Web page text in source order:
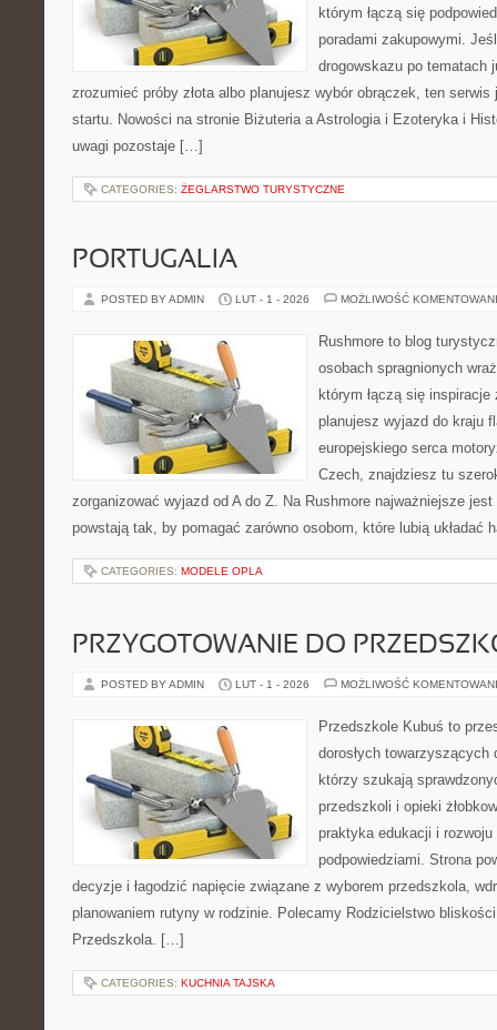
którym łączą się
poradami zakupowymi.
drogowskazu po tematach
zrozumieć próby złota albo planujesz wybór obrączek, ten
startu. Nowości na stronie Biżuteria a Astrologia i Ezoteryka i
uwagi pozostaje […]
CATEGORIES: ŻEGLARSTWO TURYSTYCZNE
PORTUGALIA
POSTED BY ADMIN LUT - 1 - 2026 MOŻLIWOŚĆ
Rushmore to blog
osobach spragnionych
którym łączą się
planujesz wyjazd do kraju
europejskiego serca
Czech, znajdziesz tu
zorganizować wyjazd od A do Z. Na Rushmore najważniejsze
powstają tak, by pomagać zarówno osobom, które lubią układać
CATEGORIES: MODELE OPLA
PRZYGOTOWANIE DO
POSTED BY ADMIN LUT - 1 - 2026 MOŻLIWOŚĆ
Przedszkole Kubuś to
dorosłych
którzy szukają
przedszkoli i opieki
praktyka edukacji i
podpowiedziami. Strona
decyzje i łagodzić napięcie związane z wyborem przedszkola,
planowaniem rutyny w rodzinie. Polecamy Rodzicielstwo
Przedszkola. […]
CATEGORIES: KUCHNIA TAJSKA